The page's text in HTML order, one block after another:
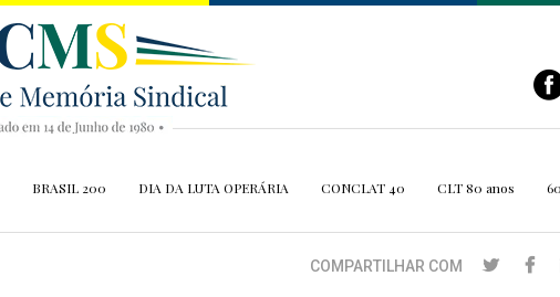
BRASIL 200 DIA DA LUTA OPERÁRIA CONCLAT 40 CLT 80 anos
COMPARTILHAR COM